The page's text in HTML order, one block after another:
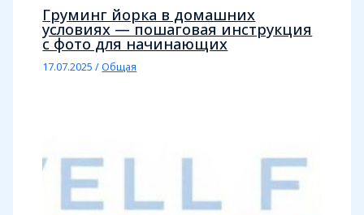
Груминг йорка в домашних
условиях — пошаговая инструкция
с фото для начинающих
17.07.2025/Общая